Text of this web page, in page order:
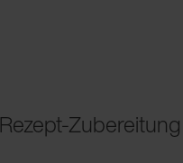
Rezept-Zubereitung